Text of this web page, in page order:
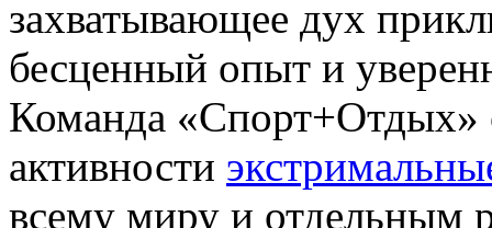
захватывающее дух
бесценный опыт и
Команда «Спорт+Отдых»
активности
всему миру и отдельным